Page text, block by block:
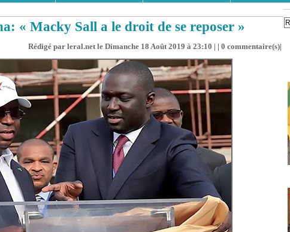
« Macky Sall a le droit de se reposer »
Rédigé par leral.net le Dimanche 18 Août 2019 à 23:10 | | 0 commentaire(s)|